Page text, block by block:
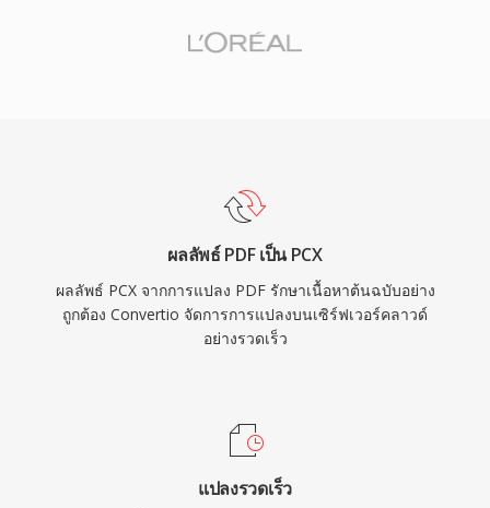
ผลลัพธ์ PDF เป็น PCX
ผลลัพธ์ PCX จากการแปลง PDF รักษาเนื้อหาต้นฉบับอย่าง
ถูกต้อง Convertio จัดการการแปลงบนเซิร์ฟเวอร์คลาวด์
อย่างรวดเร็ว
แปลงรวดเร็ว